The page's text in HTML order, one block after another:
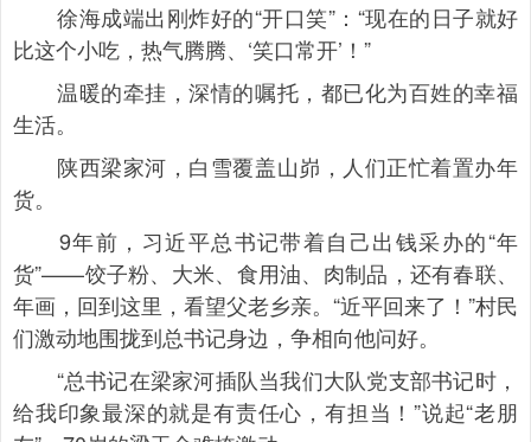
徐海成端出刚炸好的“开口笑”：“现在的日子就好
比这个小吃，热气腾腾、‘笑口常开’！”
温暖的牵挂，深情的嘱托，都已化为百姓的幸福
生活。
陕西梁家河，白雪覆盖山峁，人们正忙着置办年
货。
9年前，习近平总书记带着自己出钱采办的“年
货”——饺子粉、大米、食用油、肉制品，还有春联、
年画，回到这里，看望父老乡亲。“近平回来了！”村民
们激动地围拢到总书记身边，争相向他问好。
“总书记在梁家河插队当我们大队党支部书记时，
给我印象最深的就是有责任心，有担当！”说起“老朋